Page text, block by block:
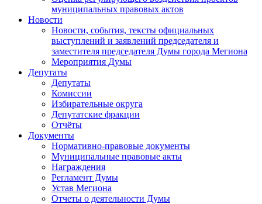
муниципальных правовых актов
Новости
Новости, события, тексты официальных
выступлений и заявлений председателя и
заместителя председателя Думы города Мегиона
Мероприятия Думы
Депутаты
Депутаты
Комиссии
Избирательные округа
Депутатские фракции
Отчёты
Документы
Нормативно-правовые документы
Муниципальные правовые акты
Награждения
Регламент Думы
Устав Мегиона
Отчеты о деятельности Думы